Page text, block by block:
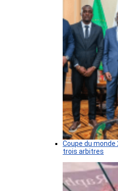
Coupe du monde
trois arbitres